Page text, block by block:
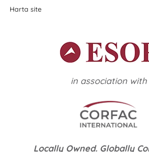
Harta site
in association with
Locally Owned. Globally